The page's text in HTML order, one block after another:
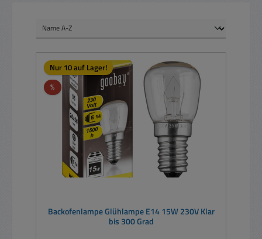
Nur 10 auf Lager!
%Rabatt
Backofenlampe Glühlampe E14 15W 230V Klar
bis 300 Grad